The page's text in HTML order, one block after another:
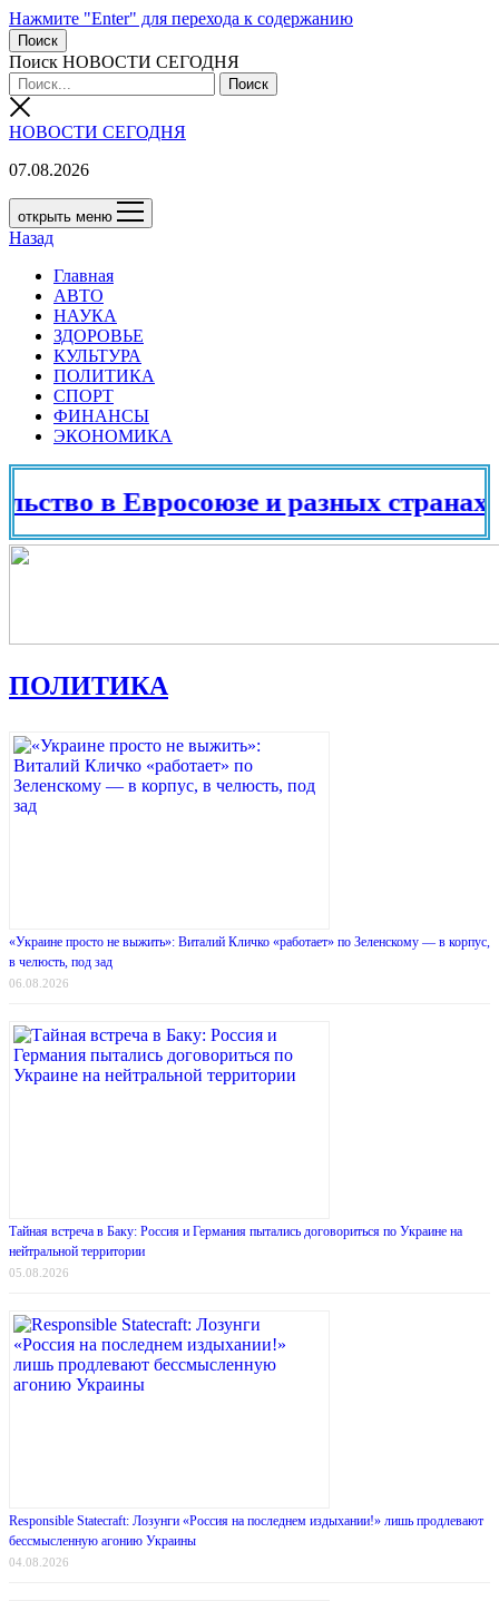
Нажмите "Enter" для перехода к содержанию
Поиск
Поиск НОВОСТИ СЕГОДНЯ
НОВОСТИ СЕГОДНЯ
07.08.2026
открыть меню
Назад
Главная
АВТО
НАУКА
ЗДОРОВЬЕ
КУЛЬТУРА
ПОЛИТИКА
СПОРТ
ФИНАНСЫ
ЭКОНОМИКА
в Евросоюзе и разных странах мира
ПОЛИТИКА
«Украине просто не выжить»: Виталий Кличко «работает» по Зеленскому — в корпус,
в челюсть, под зад
06.08.2026
Тайная встреча в Баку: Россия и Германия пытались договориться по Украине на
нейтральной территории
05.08.2026
Responsible Statecraft: Лозунги «Россия на последнем издыхании!» лишь продлевают
бессмысленную агонию Украины
04.08.2026